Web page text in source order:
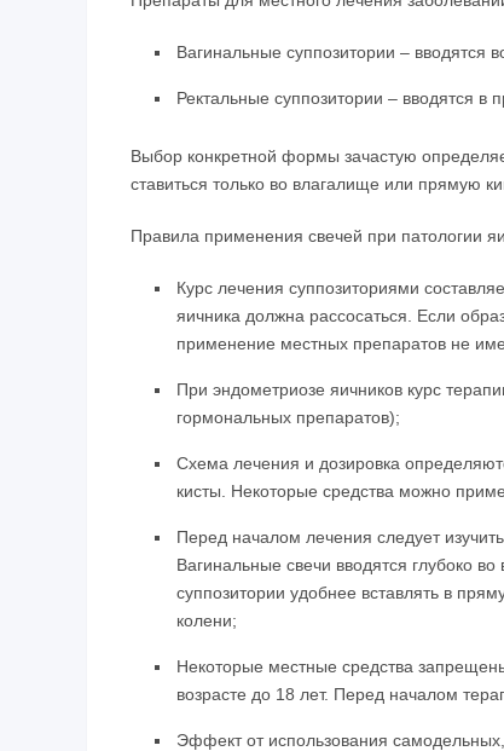
Вагинальные суппозитории – вводятся
Ректальные суппозитории – вводятся в
Выбор конкретной формы зачастую
ставиться только во влагалище или прямую
Правила применения свечей при патологии
Курс лечения суппозиториями
яичника должна рассосаться. Если
применение местных препаратов не
При эндометриозе яичников курс
гормональных препаратов);
Схема лечения и дозировка
кисты. Некоторые средства можно
Перед началом лечения следует
Вагинальные свечи вводятся глубоко
суппозитории удобнее вставлять в
колени;
Некоторые местные средства
возрасте до 18 лет. Перед началом
Эффект от использования